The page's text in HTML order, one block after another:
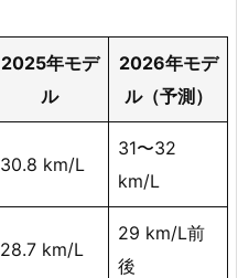
2025年モデ
ル
2026年モデ
ル（予測）
30.8 km/L
31〜32
km/L
28.7 km/L
29 km/L前
後